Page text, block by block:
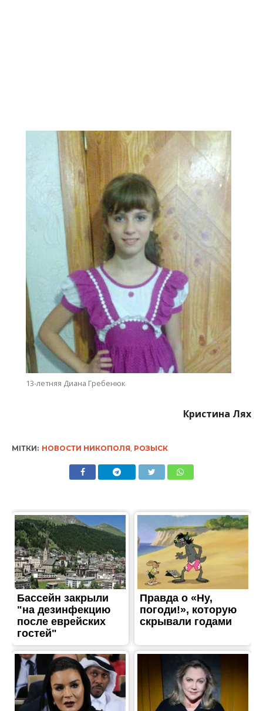
13-летняя Диана Гребенюк
Кристина Лях
МІТКИ: НОВОСТИ НИКОПОЛЯ, РОЗЫСК